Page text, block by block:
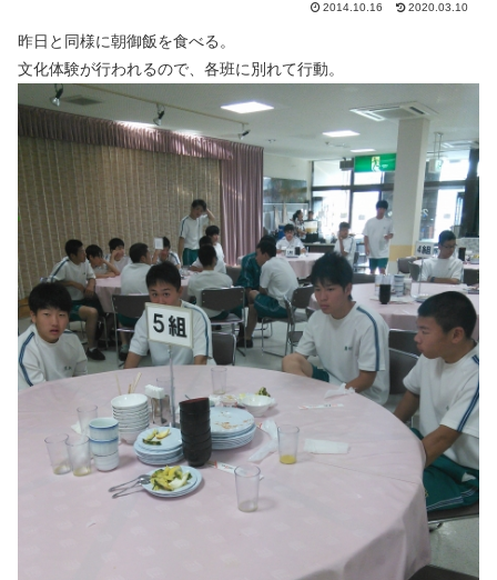
2014.10.16 2020.03.10
昨日と同様に朝御飯を食べる。
文化体験が行われるので、各班に別れて行動。